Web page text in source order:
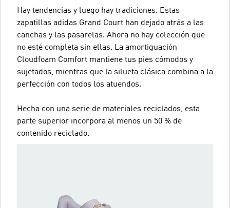
Hay tendencias y luego hay tradiciones. Estas
zapatillas adidas Grand Court han dejado atrás a las
canchas y las pasarelas. Ahora no hay colección que
no esté completa sin ellas. La amortiguación
Cloudfoam Comfort mantiene tus pies cómodos y
sujetados, mientras que la silueta clásica combina a la
perfección con todos los atuendos.
Hecha con una serie de materiales reciclados, esta
parte superior incorpora al menos un 50 % de
contenido reciclado.